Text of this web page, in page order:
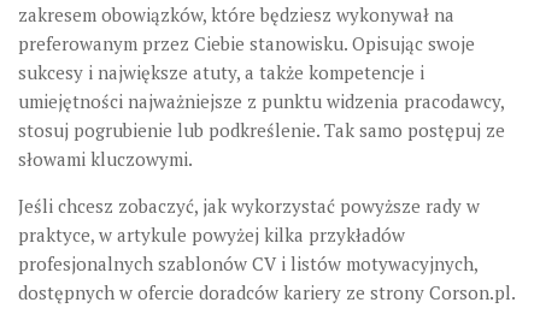
zakresem obowiązków, które będziesz wykonywał na
preferowanym przez Ciebie stanowisku. Opisując swoje
sukcesy i największe atuty, a także kompetencje i
umiejętności najważniejsze z punktu widzenia pracodawcy,
stosuj pogrubienie lub podkreślenie. Tak samo postępuj ze
słowami kluczowymi.
Jeśli chcesz zobaczyć, jak wykorzystać powyższe rady w
praktyce, w artykule powyżej kilka przykładów
profesjonalnych szablonów CV i listów motywacyjnych,
dostępnych w ofercie doradców kariery ze strony Corson.pl.